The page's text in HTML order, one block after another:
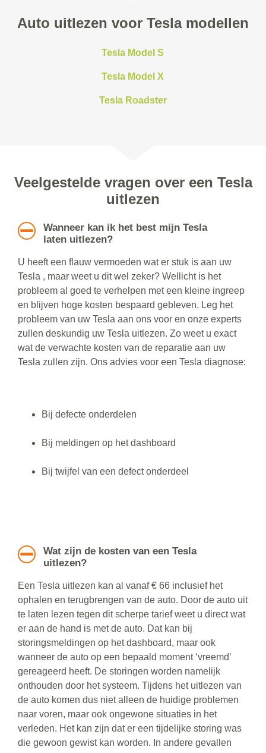
Auto uitlezen voor Tesla modellen
Tesla Model S
Tesla Model X
Tesla Roadster
Veelgestelde vragen over een Tesla
uitlezen
Wanneer kan ik het best mijn Tesla
laten uitlezen?
U heeft een flauw vermoeden wat er stuk is aan uw
Tesla , maar weet u dit wel zeker? Wellicht is het
probleem al goed te verhelpen met een kleine ingreep
en blijven hoge kosten bespaard gebleven. Leg het
probleem van uw Tesla aan ons voor en onze experts
zullen deskundig uw Tesla uitlezen. Zo weet u exact
wat de verwachte kosten van de reparatie aan uw
Tesla zullen zijn. Ons advies voor een Tesla diagnose:
Bij defecte onderdelen
Bij meldingen op het dashboard
Bij twijfel van een defect onderdeel
Wat zijn de kosten van een Tesla
uitlezen?
Een Tesla uitlezen kan al vanaf € 66 inclusief het
ophalen en terugbrengen van de auto. Door de auto uit
te laten lezen tegen dit scherpe tarief weet u direct wat
er aan de hand is met de auto. Dat kan bij
storingsmeldingen op het dashboard, maar ook
wanneer de auto op een bepaald moment ‘vreemd’
gereageerd heeft. De storingen worden namelijk
onthouden door het systeem. Tijdens het uitlezen van
de auto komen dus niet alleen de huidige problemen
naar voren, maar ook ongewone situaties in het
verleden. Het kan zijn dat er een tijdelijke storing was
die gewoon gewist kan worden. In andere gevallen